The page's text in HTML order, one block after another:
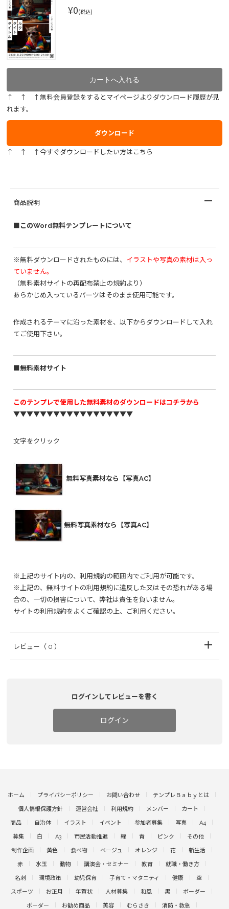
¥0(税込)
↑ ↑ ↑無料会員登録をするとマイページよりダウンロード履歴が見
れます。
ダウンロード
↑ ↑ ↑今すぐダウンロードしたい方はこちら
商品説明
■このWord無料テンプレートについて
※無料ダウンロードされたものには、 イラストや写真の素材は入っ
ていません。
（無料素材サイトの再配布禁止の規約より）
あらかじめ入っているパーツはそのまま使用可能です。
作成されるテーマに沿った素材を、以下からダウンロードして入れ
てご使用下さい。
■無料素材サイト
このテンプレで使用した無料素材のダウンロードはコチラから
▼▼▼▼▼▼▼▼▼▼▼▼▼▼▼▼▼▼
文字をクリック
無料写真素材なら【写真AC】
無料写真素材なら【写真AC】
※上記のサイト内の、利用規約の範囲内でご利用が可能です。
※上記の、無料サイトの利用規約に違反した又はその恐れがある場
合の、一切の損害について、弊社は責任を負いません。
サイトの利用規約をよくご確認の上、ご利用ください。
レビュー （ 0 ）
ログインしてレビューを書く
ログイン
ホーム プライバシーポリシー お問い合わせ テンプレＢａｂｙとは
個人情報保護方針 運営会社 利用規約 メンバー カート
商品 自治体 イラスト イベント 参加者募集 写真 A4
募集 白 A3 市民活動推進 緑 青 ピンク その他
制作企画 黄色 食べ物 ベージュ オレンジ 花 新生活
赤 水玉 動物 講演会・セミナー 教育 就職・働き方
名刺 環境政策 幼児保育 子育て・マタニティ 健康 空
スポーツ お正月 年賀状 人材募集 和風 黒 ボーダー
ボーダー お勧め商品 美容 むらさき 消防・救急